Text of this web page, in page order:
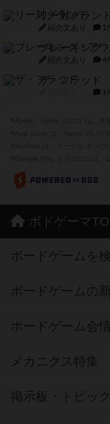
リー対グラント
紹介文あり 1
ブレーキング
紹介文あり 4
ザ・フラッド
1
ボドゲーマ
ボードゲームを
ボードゲームの
ボードゲーム会
メカニクス特集
掲示板・トピッ